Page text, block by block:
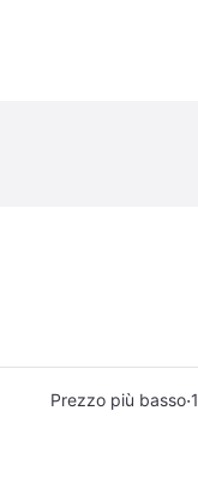
Prezzo più basso·